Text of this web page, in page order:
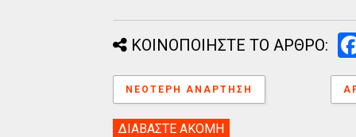
ΚΟΙΝΟΠΟΙΗΣΤΕ ΤΟ ΑΡΘΡΟ:
ΝΕΌΤΕΡΗ ΑΝΆΡΤΗΣΗ
ΔΙΑΒΑΣΤΕ ΑΚΟΜΗ